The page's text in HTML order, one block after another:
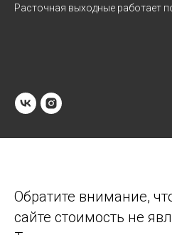
Расточная выходные работает
Обратите внимание,
сайте стоимость не